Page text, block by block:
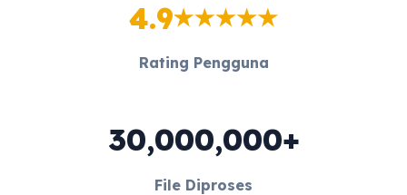
4.9
Rating Pengguna
30,000,000+
File Diproses